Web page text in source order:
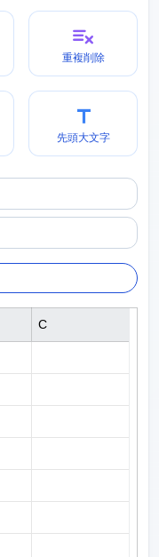
重複削除
先頭大文字
C